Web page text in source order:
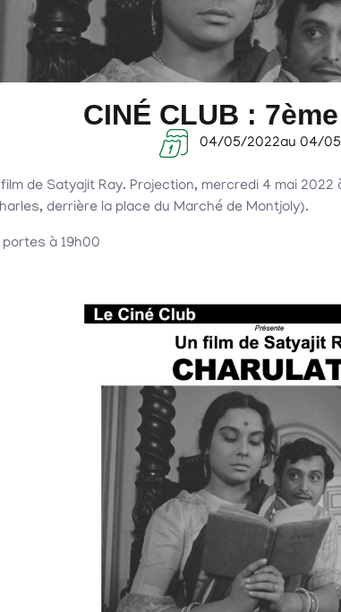
CINÉ CLUB :
04/05/2022au 04/
film de Satyajit Ray. Projection, mercredi 4 mai
derrière la place du Marché de Montjoly).
à 19h00